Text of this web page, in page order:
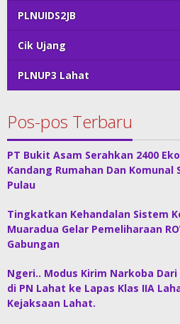
PLNUIDS2JB
Cik Ujang
PLNUP3 Lahat
Pos-pos Terbaru
PT Bukit Asam Serahkan 2400
Kandang Rumahan Dan Komunal
Pulau
Tingkatkan Kehandalan Sistem
Muaradua Gelar Pemeliharaan
Gabungan
Ngeri.. Modus Kirim Narkoba
di PN Lahat ke Lapas Klas IIA
Kejaksaan Lahat.